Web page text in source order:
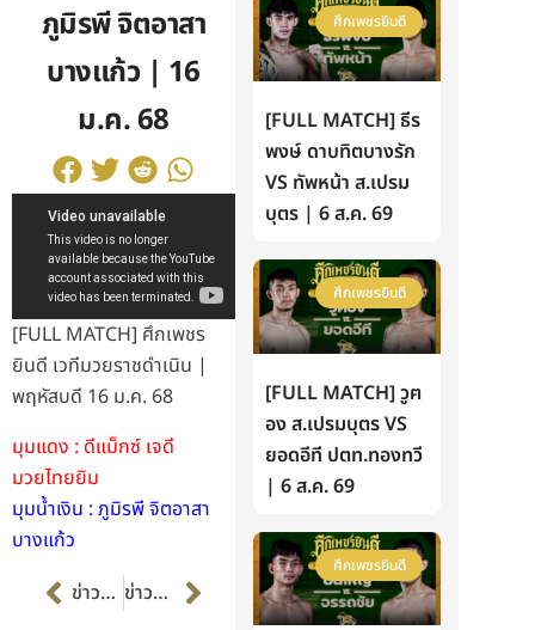
ภูมิรพี จิตอาสา
บางแก้ว | 16
ม.ค. 68
[FULL MATCH] ศึกเพชร
ยินดี เวทีมวยราชดำเนิน |
พฤหัสบดี 16 ม.ค. 68
มุมแดง : ดีแม็กซ์ เจดี
มวยไทยยิม
มุมน้ำเงิน : ภูมิรพี จิตอาสา
บางแก้ว
Prevข่าวก่อนหน้า ข่าวต่อไป Next
ศึกเพชรยินดี
[FULL MATCH] ธีร
พงษ์ ดาบทิตบางรัก
VS ทัพหน้า ส.เปรม
บุตร | 6 ส.ค. 69
ศึกเพชรยินดี
[FULL MATCH] วูฅ
อง ส.เปรมบุตร VS
ยอดอีที ปตท.ทองทวี
| 6 ส.ค. 69
ศึกเพชรยินดี